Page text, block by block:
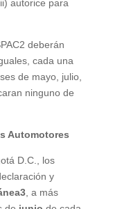
autorice para
deberán
cada una
de mayo, julio,
ninguno de
Automotores
D.C., los
y
, a más